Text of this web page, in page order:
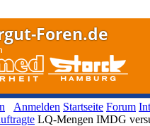
Foren.de
Anmelden Startseite Forum
LQ-Mengen IMDG